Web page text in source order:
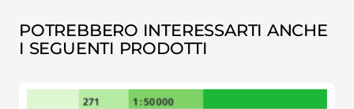
POTREBBERO INTERESSARTI ANCHE
I SEGUENTI PRODOTTI